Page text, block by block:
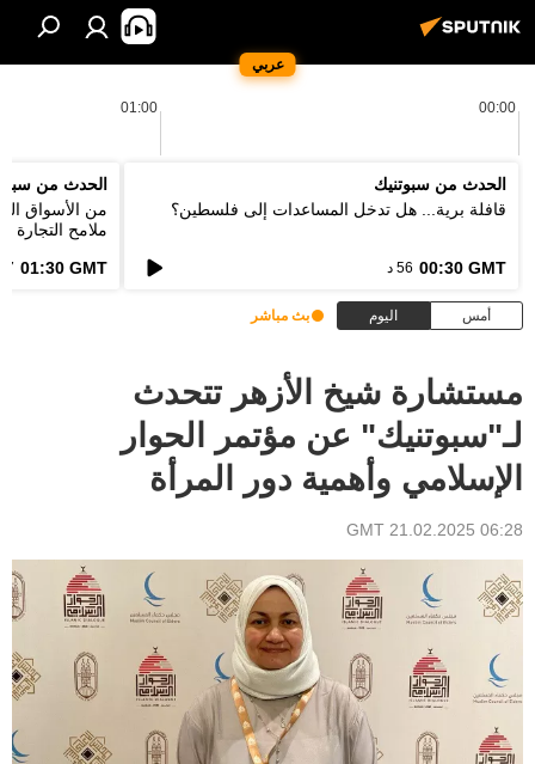
عربي
00:00
01:00
الحدث من سبوتنيك
قافلة برية... هل تدخل المساعدات إلى فلسطين؟
00:30 GMT 56 د
الحدث من
من الأسواق
ملامح التجارة
01:30 GMT
57
أمس اليوم بث مباشر
مستشارة شيخ الأزهر تتحدث
لـ"سبوتنيك" عن مؤتمر الحوار
الإسلامي وأهمية دور المرأة
06:28 GMT 21.02.2025